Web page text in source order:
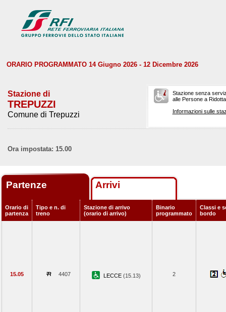
ORARIO PROGRAMMATO 14 Giugno 2026 - 12 Dicembre 2026
Stazione di
TREPUZZI
Comune di Trepuzzi
Stazione senza
alle Persone a
Informazioni sulle
Ora impostata: 15.00
Partenze Arrivi
Orario di
partenza
Tipo e n. di
treno
Stazione di arrivo
(orario di arrivo)
Binario
programmato
Classi e
bordo
15.05 4407 LECCE (15.13) 2